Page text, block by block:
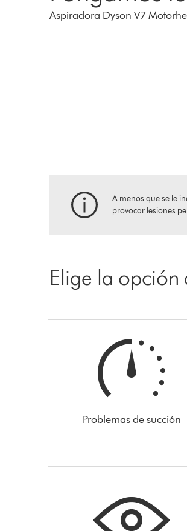
Aspiradora Dyson V7
A menos que se le
provocar lesiones
Elige la opción
Problemas de succión